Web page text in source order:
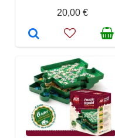
20,00 €